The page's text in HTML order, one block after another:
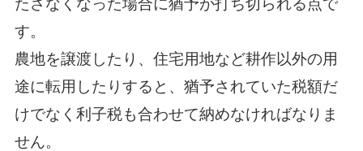
たさなくなった場合に猶予が打ち切られる点で
す。
農地を譲渡したり、住宅用地など耕作以外の用
途に転用したりすると、猶予されていた税額だ
けでなく利子税も合わせて納めなければなりま
せん。